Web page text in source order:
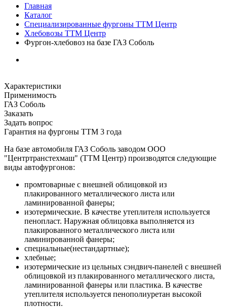
Главная
Каталог
Специализированные фургоны ТТМ Центр
Хлебовозы ТТМ Центр
Фургон-хлебовоз на базе ГАЗ Соболь
Характеристики
Применимость
ГАЗ Соболь
Заказать
Задать вопрос
Гарантия на фургоны ТТМ 3 года
На базе автомобиля ГАЗ Соболь заводом ООО
"Центртранстехмаш" (ТТМ Центр) производятся следующие
виды автофургонов:
промтоварные с внешней облицовкой из
плакированного металлического листа или
ламинированной фанеры;
изотермические. В качестве утеплителя используется
пенопласт. Наружная облицовка выполняется из
плакированного металлического листа или
ламинированной фанеры;
специальные(нестандартные);
хлебные;
изотермические из цельных сэндвич-панелей с внешней
облицовкой из плакированного металлического листа,
ламинированной фанеры или пластика. В качестве
утеплителя используется пенополиуретан высокой
плотности.